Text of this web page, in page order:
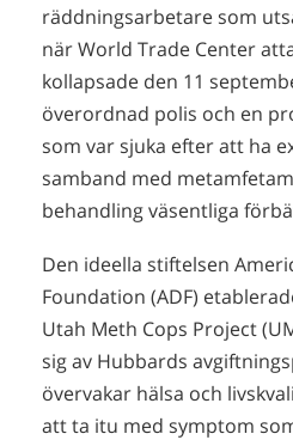
räddningsarbetare som
när World Trade Center
kollapsade den 11
överordnad polis och en
som var sjuka efter att ha
samband med
behandling väsentliga
Den ideella stiftelsen
Foundation (ADF)
Utah Meth Cops Project
sig av Hubbards
övervakar hälsa och
att ta itu med symptom